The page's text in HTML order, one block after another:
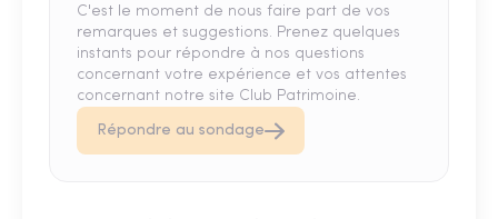
C'est le moment de nous faire part de vos
remarques et suggestions. Prenez quelques
instants pour répondre à nos questions
concernant votre expérience et vos attentes
concernant notre site Club Patrimoine.
Répondre au sondage